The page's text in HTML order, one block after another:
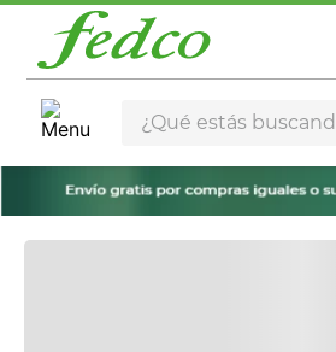
¿Qué estás buscando?